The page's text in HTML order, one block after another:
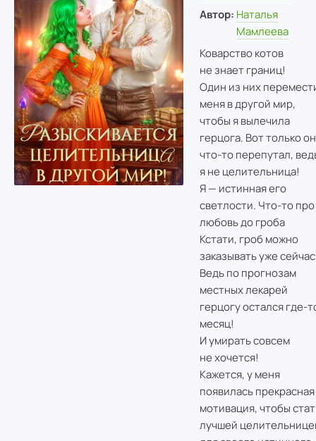
Автор: Наталья
Мамлеева
Коварство котов
не знает границ!
Один из них
меня в другой мир,
чтобы я вылечила
герцога. Вот только он
что-то перепутал,
я не целительница!
Я — истинная его
светлости. Что-то про
любовь до гроба
Кстати, гроб можно
заказывать уже
Ведь по прогнозам
местных лекарей
герцогу остался где-
месяц!
И умирать совсем
не хочется!
Кажется, у меня
появилась прекрасная
мотивация, чтобы
лучшей